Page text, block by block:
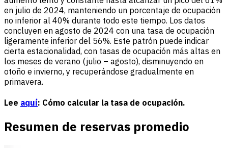
en julio de 2024, manteniendo un porcentaje de ocupación
no inferior al 40% durante todo este tiempo. Los datos
concluyen en agosto de 2024 con una tasa de ocupación
ligeramente inferior del 56%. Este patrón puede indicar
cierta estacionalidad, con tasas de ocupación más altas en
los meses de verano (julio – agosto), disminuyendo en
otoño e invierno, y recuperándose gradualmente en
primavera.
Lee aquí: Cómo calcular la tasa de ocupación.
Resumen de reservas promedio